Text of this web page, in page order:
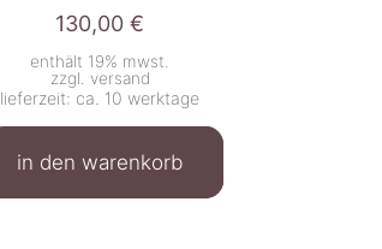
130,00€
enthält 19% mwst.
zzgl. versand
lieferzeit: ca. 10 werktage
in den warenkorb